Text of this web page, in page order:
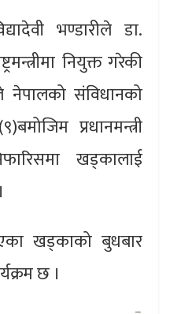
भण्डारीले डा.
नियुक्त गरेकी
नेपालको संविधानको
प्रधानमन्त्री
खड्कालाई
भएका खड्काको बुधबार
छ ।